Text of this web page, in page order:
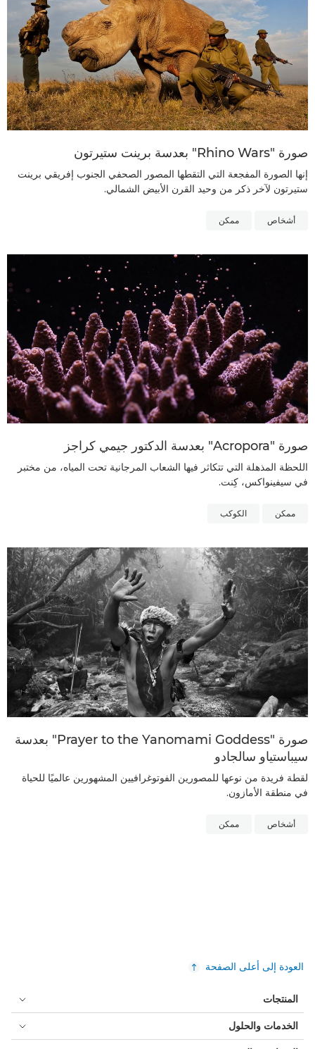
صورة "Rhino Wars" بعدسة برينت ستيرتون
إنها الصورة المفجعة التي التقطها المصور الصحفي الجنوب إفريقي برينت
ستيرتون لآخر ذكر من وحيد القرن الأبيض الشمالي.
أشخاص ممكن
صورة "Acropora" بعدسة الدكتور جيمي كراجز
اللحظة المذهلة التي تتكاثر فيها الشعاب المرجانية تحت المياه، من مختبر
في سيفينواكس، كِنت.
ممكن الكوكب
صورة "Prayer to the Yanomami Goddess" بعدسة
سيباستياو سالجادو
لقطة فريدة من نوعها للمصورين الفوتوغرافيين المشهورين عالميًا للحياة
في منطقة الأمازون.
أشخاص ممكن
العودة إلى أعلى الصفحة
المنتجات
الخدمات والحلول